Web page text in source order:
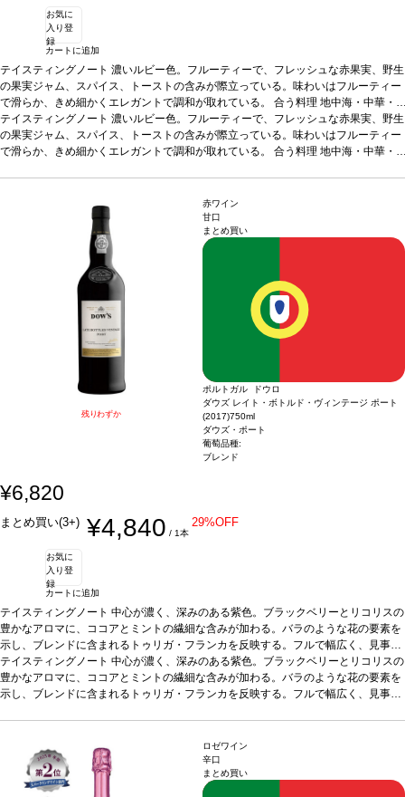
お気に
入り登
録
カートに追加
テイスティングノート 濃いルビー色。フルーティーで、フレッシュな赤果実、野生
の果実ジャム、スパイス、トーストの含みが際立っている。味わいはフルーティー
で滑らか、きめ細かくエレガントで調和が取れている。 合う料理 地中海・中華・
インド・アフリカ料理、ソフトチーズ、魚、白身肉、赤身肉 葡萄品種40% アルフ
ロシェイロ、30% アラゴネス、30% トゥーリガ・ナショナル*本ヴィンテージが在
庫切れの場合、在庫があり価格が同様の場合は自動的に次のヴィンテージに変更さ
テイスティングノート 濃いルビー色。フルーティーで、フレッシュな赤果実、野生
の果実ジャム、スパイス、トーストの含みが際立っている。味わいはフルーティー
で滑らか、きめ細かくエレガントで調和が取れている。 合う料理 地中海・中華・
庫切れの場合、在庫があり価格が同様の場合は自動的に次のヴィンテージに変更さ
れます、ご了承ください。
残りわずか
赤ワイン
甘口
まとめ買い
ポルトガル ドウロ
ダウズ レイト・ボトルド・ヴィンテージ ポート
(2017)750ml
ダウズ・ポート
葡萄品種:
ブレンド
¥6,820
まとめ買い(3+) ¥4,840 / 1本
29%OFF
お気に
入り登
録
カートに追加
テイスティングノート 中心が濃く、深みのある紫色。ブラックベリーとリコリスの
豊かなアロマに、ココアとミントの繊細な含みが加わる。バラのような花の要素を
示し、ブレンドに含まれるトゥリガ・フランカを反映する。フルで幅広く、見事に
凝縮と力強さがあり、滑らかな組成が支え、上質な胡椒のようなタンニンの軸があ
る。長くスパイシーな後味は、ダウズのトレードマークであるドライなエッジを伴
う。合う料理濃厚なチーズ、チョコレートのデザート、赤や黒果実のチーズケー
*本ヴィンテージが在庫切れの場合、在庫があり
価格が同様の場合は自動的に次のヴィンテージに変更されますのでご了承くださ
テイスティングノート 中心が濃く、深みのある紫色。ブラックベリーとリコリスの
豊かなアロマに、ココアとミントの繊細な含みが加わる。バラのような花の要素を
示し、ブレンドに含まれるトゥリガ・フランカを反映する。フルで幅広く、見事に
濃厚なチーズ、チョコレートのデザート、赤や黒果実のチーズケー
キなどと好相性
葡萄品種
トゥリガ・ナシオナル、トゥリガ・フランカ、ティン
タ・バロッカ、ティンタ・ロリス、ティンタ・アマレラなど、ドウロ・ヴァレーの
伝統的な黒ぶどう品種のブレンド
*本ヴィンテージが在庫切れの場合、在庫があり
ロゼワイン
辛口
まとめ買い